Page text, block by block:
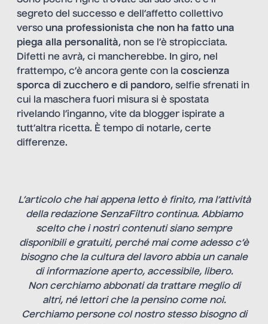
segreto del successo e dell’affetto collettivo
verso una professionista che non ha fatto una
piega alla personalità, non se l’è stropicciata.
Difetti ne avrà, ci mancherebbe. In giro, nel
frattempo, c’è ancora gente con la coscienza
sporca di zucchero e di pandoro, selfie sfrenati in
cui la maschera fuori misura si è spostata
rivelando l’inganno, vite da blogger ispirate a
tutt’altra ricetta. È tempo di notarle, certe
differenze.
L’articolo che hai appena letto è finito, ma l’attività
della redazione SenzaFiltro continua. Abbiamo
scelto che i nostri contenuti siano sempre
disponibili e gratuiti, perché mai come adesso c’è
bisogno che la cultura del lavoro abbia un canale
di informazione aperto, accessibile, libero.
Non cerchiamo abbonati da trattare meglio di
altri, né lettori che la pensino come noi.
Cerchiamo persone col nostro stesso bisogno di